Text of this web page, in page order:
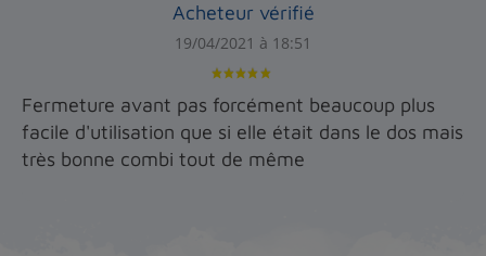
Acheteur vérifié
19/04/2021 à 18:51
Fermeture avant pas forcément beaucoup plus
facile d'utilisation que si elle était dans le dos mais
très bonne combi tout de même